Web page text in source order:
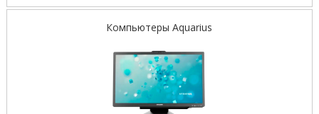
Компьютеры Aquarius